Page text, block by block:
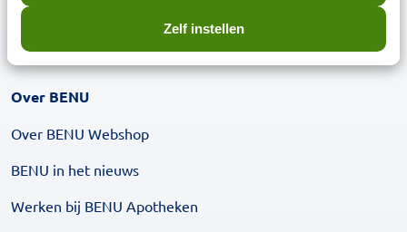
Zelf instellen
Over BENU
Over BENU Webshop
BENU in het nieuws
Werken bij BENU Apotheken